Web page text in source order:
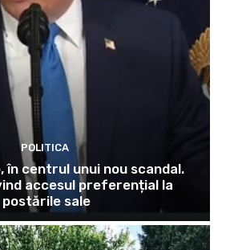
POLITICA
în centrul unui nou scandal.
accesul preferențial la
postările sale